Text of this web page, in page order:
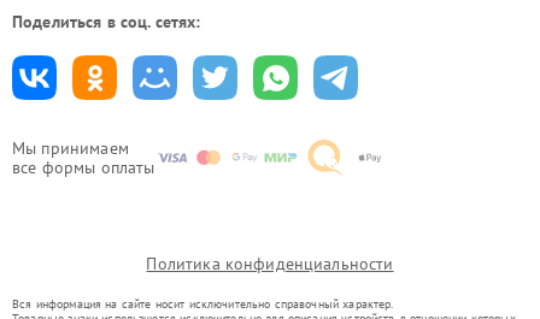
Мы принимаем
все формы оплаты
Поделиться в соц. сетях:
Политика конфиденциальности
Вся информация на сайте носит исключительно справочный характер.